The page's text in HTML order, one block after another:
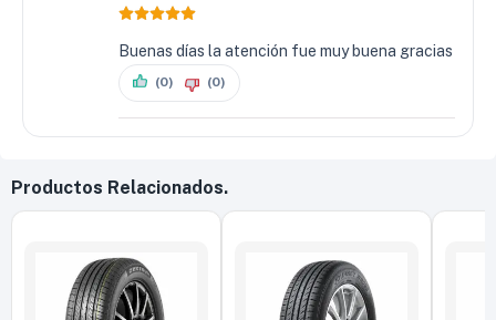
Buenas días la atención fue muy buena gracias
(0) (0)
Productos Relacionados.